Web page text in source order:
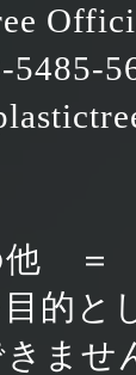
5485-
＝
目的
ませ